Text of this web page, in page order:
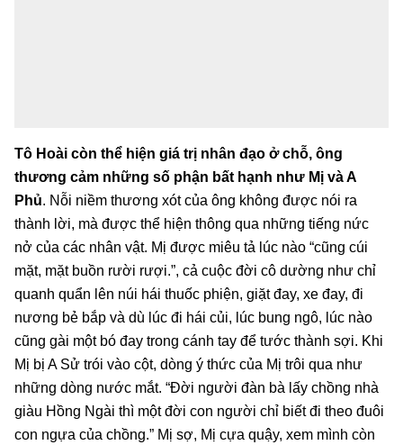
Tô Hoài còn thể hiện giá trị nhân đạo ở chỗ, ông
thương cảm những số phận bất hạnh như Mị và A
Phủ. Nỗi niềm thương xót của ông không được nói ra
thành lời, mà được thể hiện thông qua những tiếng nức
nở của các nhân vật. Mị được miêu tả lúc nào “cũng cúi
mặt, mặt buồn rười rượi.”, cả cuộc đời cô dường như chỉ
quanh quẩn lên núi hái thuốc phiện, giặt đay, xe đay, đi
nương bẻ bắp và dù lúc đi hái củi, lúc bung ngô, lúc nào
cũng gài một bó đay trong cánh tay để tước thành sợi. Khi
Mị bị A Sử trói vào cột, dòng ý thức của Mị trôi qua như
những dòng nước mắt. “Đời người đàn bà lấy chồng nhà
giàu Hồng Ngài thì một đời con người chỉ biết đi theo đuôi
con ngựa của chồng.” Mị sợ, Mị cựa quậy, xem mình còn